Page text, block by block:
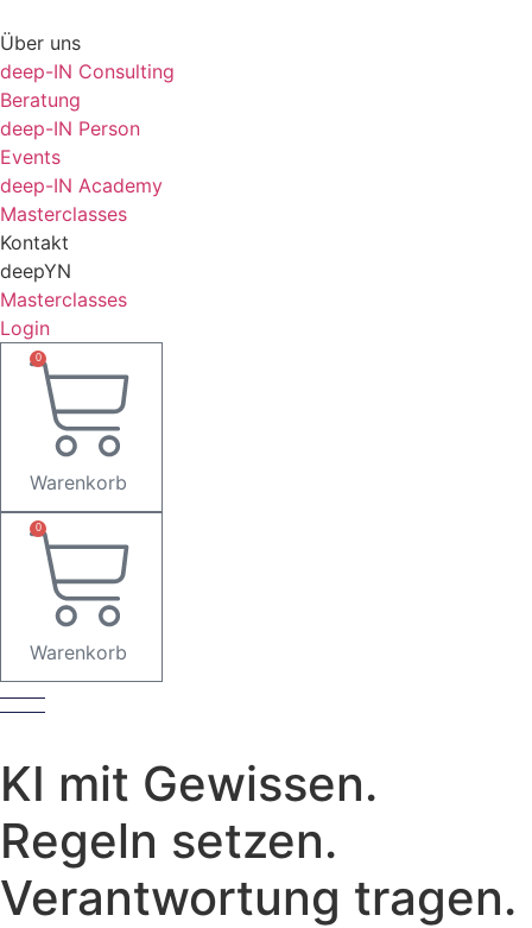
Inhalt
springen
Über uns
deep-IN Consulting
Beratung
deep-IN Person
Events
deep-IN Academy
Masterclasses
Kontakt
deepYN
Masterclasses
Login
0
Warenkorb
0
Warenkorb
KI mit Gewissen.
Regeln setzen.
Verantwortung tragen.